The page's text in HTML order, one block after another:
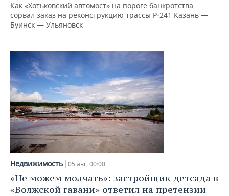
Как «Хотьковский автомост» на пороге банкротства
сорвал заказ на реконструкцию трассы Р‑241 Казань —
Буинск — Ульяновск
Недвижимость 05 авг, 00:00
«Не можем молчать»: застройщик детсада в
«Волжской гавани» ответил на претензии